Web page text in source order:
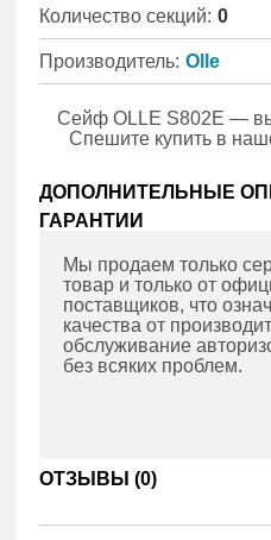
Количество секций: 0
Производитель: Olle
Сейф OLLE S802E —
Спешите купить в
ДОПОЛНИТЕЛЬНЫЕ
ГАРАНТИИ
Мы продаем только
товар и только от
поставщиков, что
качества от
обслуживание
без всяких проблем.
ОТЗЫВЫ (0)